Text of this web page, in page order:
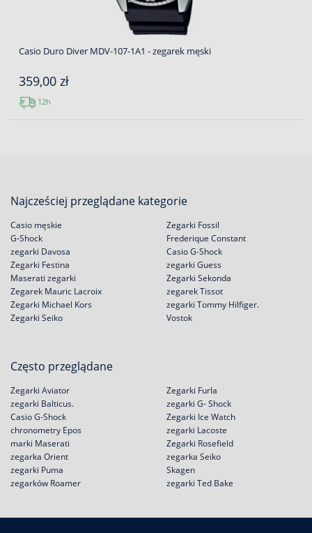
Casio Duro Diver MDV-107-1A1 - zegarek męski
359,00 zł
12h
Najcześciej przeglądane kategorie
Casio męskie
G-Shock
zegarki Davosa
Zegarki Festina
Zegarki Fossil
Frederique Constant
Casio G-Shock
zegarki Guess
Maserati zegarki
Zegarek Mauric Lacroix
Zegarki Michael Kors
Zegarki Seiko
Zegarki Sekonda
zegarek Tissot
zegarki Tommy Hilfiger.
Vostok
Często przeglądane
Zegarki Aviator
zegarki Balticus.
Casio G-Shock
chronometry Epos
Zegarki Furla
zegarki G- Shock
Zegarki Ice Watch
zegarki Lacoste
marki Maserati
zegarka Orient
zegarki Puma
zegarków Roamer
Zegarki Rosefield
zegarka Seiko
Skagen
zegarki Ted Bake